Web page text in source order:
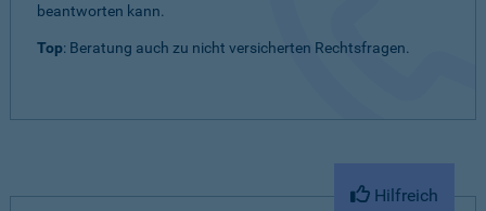
beantworten kann.
Top: Beratung auch zu nicht versicherten Rechtsfragen.
Hilfreich